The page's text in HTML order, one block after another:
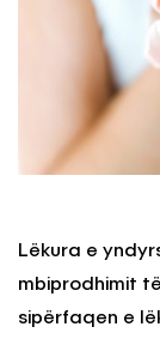
Lëkura e
mbiprodhimit
sipërfaqen e